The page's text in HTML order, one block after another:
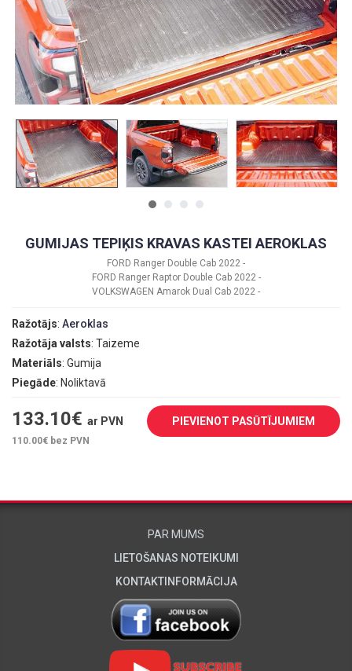
GUMIJAS TEPIĶIS KRAVAS KASTEI AEROKLAS
FORD Ranger Double Cab 2022 -
FORD Ranger Raptor Double Cab 2022 -
VOLKSWAGEN Amarok Dual Cab 2022 -
Ražotājs: Aeroklas
Ražotāja valsts: Taizeme
Materiāls: Gumija
Piegāde: Noliktavā
133.10€ ar PVN
110.00€ bez PVN
PIEVIENOT PASŪTĪJUMIEM
PAR MUMS
LIETOŠANAS NOTEIKUMI
KONTAKTINFORMĀCIJA